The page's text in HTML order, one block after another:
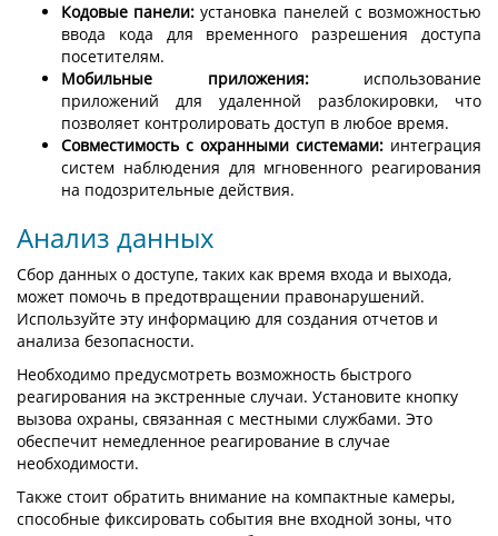
Кодовые панели: установка панелей с возможностью
ввода кода для временного разрешения доступа
посетителям.
Мобильные приложения:использование
приложений для удаленной разблокировки, что
позволяет контролировать доступ в любое время.
Совместимость с охранными системами: интеграция
систем наблюдения для мгновенного реагирования
на подозрительные действия.
Анализ данных
Сбор данных о доступе, таких как время входа и выхода,
может помочь в предотвращении правонарушений.
Используйте эту информацию для создания отчетов и
анализа безопасности.
Необходимо предусмотреть возможность быстрого
реагирования на экстренные случаи. Установите кнопку
вызова охраны, связанная с местными службами. Это
обеспечит немедленное реагирование в случае
необходимости.
Также стоит обратить внимание на компактные камеры,
способные фиксировать события вне входной зоны, что